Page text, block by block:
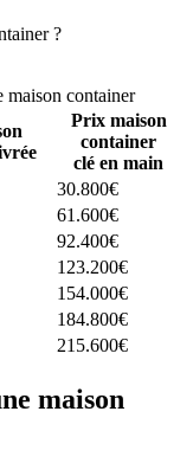
?
maison container
Prix maison
container
clé en main
30.800€
61.600€
92.400€
123.200€
154.000€
184.800€
215.600€
maison